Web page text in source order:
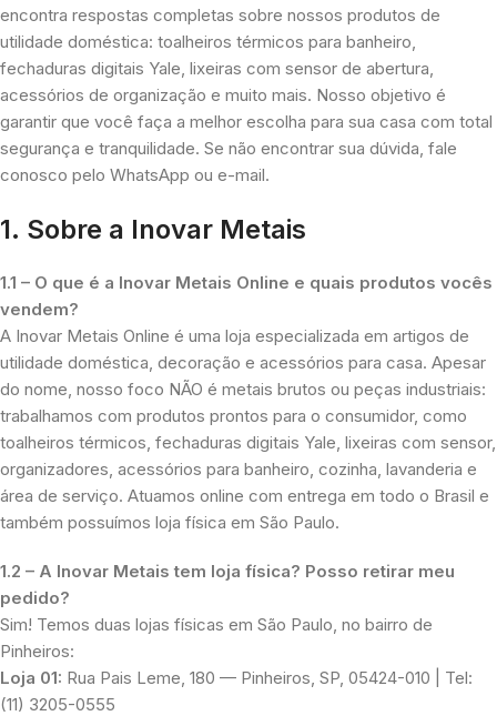
encontra respostas completas sobre nossos produtos de
utilidade doméstica: toalheiros térmicos para banheiro,
fechaduras digitais Yale, lixeiras com sensor de abertura,
acessórios de organização e muito mais. Nosso objetivo é
garantir que você faça a melhor escolha para sua casa com total
segurança e tranquilidade. Se não encontrar sua dúvida, fale
conosco pelo WhatsApp ou e-mail.
1. Sobre a Inovar Metais
1.1 – O que é a Inovar Metais Online e quais produtos vocês
vendem?
A Inovar Metais Online é uma loja especializada em artigos de
utilidade doméstica, decoração e acessórios para casa. Apesar
do nome, nosso foco NÃO é metais brutos ou peças industriais:
trabalhamos com produtos prontos para o consumidor, como
toalheiros térmicos, fechaduras digitais Yale, lixeiras com sensor,
organizadores, acessórios para banheiro, cozinha, lavanderia e
área de serviço. Atuamos online com entrega em todo o Brasil e
também possuímos loja física em São Paulo.
1.2 – A Inovar Metais tem loja física? Posso retirar meu
pedido?
Sim! Temos duas lojas físicas em São Paulo, no bairro de
Pinheiros:
Loja 01: Rua Pais Leme, 180 — Pinheiros, SP, 05424-010 | Tel:
(11) 3205-0555